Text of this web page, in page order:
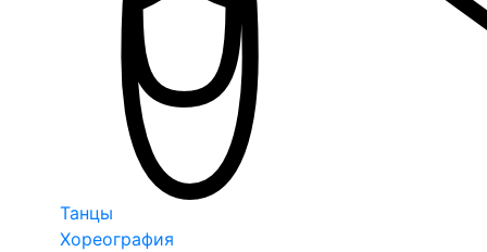
Танцы
Хореография